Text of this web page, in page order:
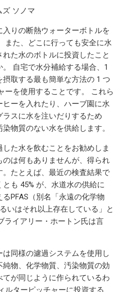
ソノマ
りの断熱ウォーターボトルを
また、どこに行っても安全に水
た水のボトルに投資したこと
自宅で水分補給する場合、1
取する最も簡単な方法の 1 つ
ーを使用することです。 これら
ーを入れたり、ハーブ園に水
スに水を注いだりするため
物質のない水を供給します。
した水を飲むことをお勧めしま
は何もありませんが、得られ
たとえば、最近の検査結果で
も 45% が、水道水の供給に
PFAS（別名「永遠の化学物
いはそれ以上存在している」と
ライアリー・ホートン氏は言
同様の濾過システムを使用し
物、化学物質、汚染物質の効
が同じように作られているわ
ルターピッチャーに投資する